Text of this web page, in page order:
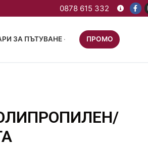
ЗА ПЪТУВАНЕ ПРОМО